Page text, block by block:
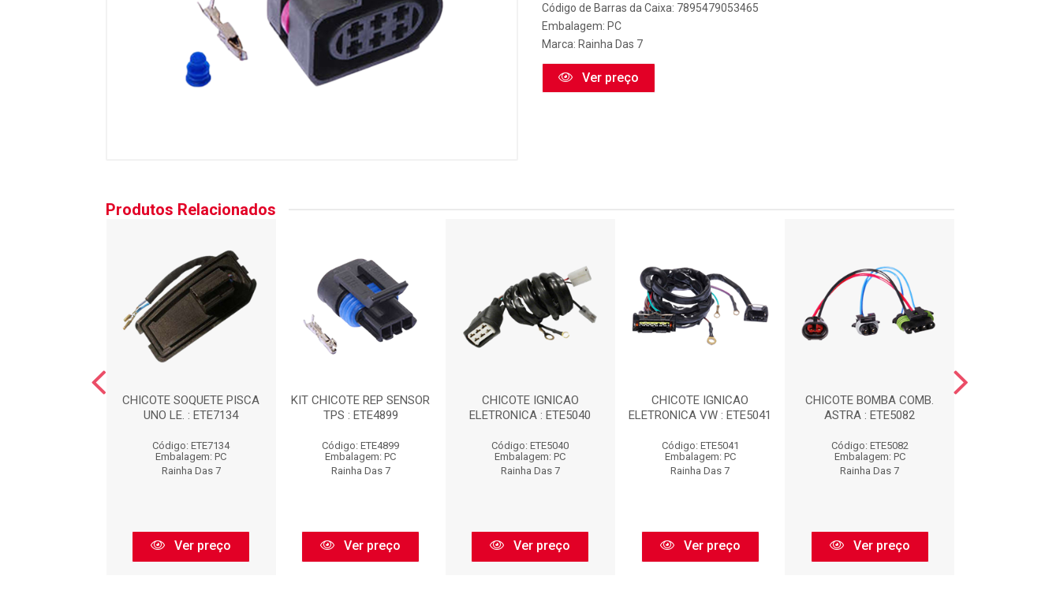
Código de Barras da Caixa: 7895479053465
Embalagem: PC
Marca: Rainha Das 7
Ver preço
Produtos Relacionados
CHICOTE SOQUETE PISCA
UNO LE. : ETE7134
Código: ETE7134
Embalagem: PC
Rainha Das 7
Ver preço
KIT CHICOTE REP SENSOR
TPS : ETE4899
Código: ETE4899
Embalagem: PC
Rainha Das 7
Ver preço
CHICOTE IGNICAO
ELETRONICA : ETE5040
Código: ETE5040
Embalagem: PC
Rainha Das 7
Ver preço
CHICOTE IGNICAO
ELETRONICA VW : ETE5041
Código: ETE5041
Embalagem: PC
Rainha Das 7
Ver preço
CHICOTE BOMBA COMB.
ASTRA : ETE5082
Código: ETE5082
Embalagem: PC
Rainha Das 7
Ver preço